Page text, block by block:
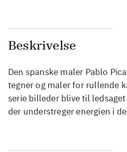
Beskrivelse
Den spanske maler Pablo
tegner og maler for rullende
serie billeder blive til
der understreger energien i